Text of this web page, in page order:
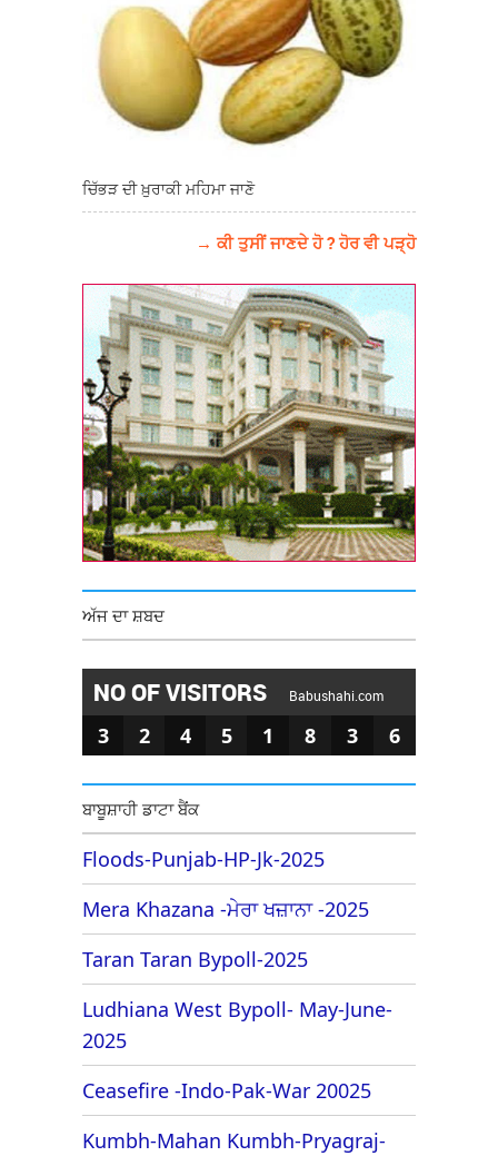
ਚਿੱਭੜ ਦੀ ਖ਼ੁਰਾਕੀ ਮਹਿਮਾ ਜਾਣੋ
→ ਕੀ ਤੁਸੀਂ ਜਾਣਦੇ ਹੋ ? ਹੋਰ ਵੀ ਪੜ੍ਹੋ
ਅੱਜ ਦਾ ਸ਼ਬਦ
NO OF VISITORS Babushahi.com
3 2 4 5 1 8 3 6
ਬਾਬੂਸ਼ਾਹੀ ਡਾਟਾ ਬੈਂਕ
Floods-Punjab-HP-Jk-2025
Mera Khazana -ਮੇਰਾ ਖਜ਼ਾਨਾ -2025
Taran Taran Bypoll-2025
Ludhiana West Bypoll- May-June-
2025
Ceasefire -Indo-Pak-War 20025
Kumbh-Mahan Kumbh-Pryagraj-